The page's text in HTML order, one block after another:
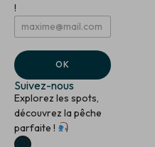
!
*
E
a
i
l
*
E
m
i
l
*
OK
Suivez-nous
Explorez les spots,
découvrez la pêche
parfaite !